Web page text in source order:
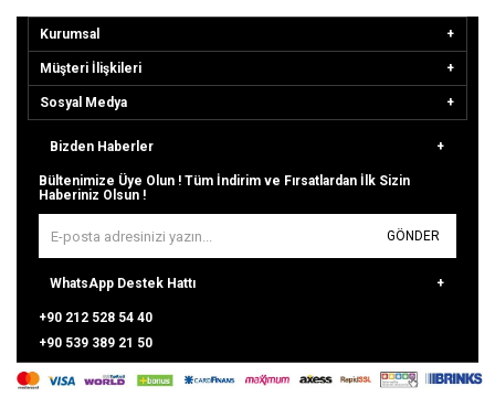
Kurumsal
Müşteri İlişkileri
Sosyal Medya
Bizden Haberler
Bültenimize Üye Olun ! Tüm İndirim ve Fırsatlardan İlk Sizin
Haberiniz Olsun !
GÖNDER
WhatsApp Destek Hattı
+90 212 528 54 40
+90 539 389 21 50